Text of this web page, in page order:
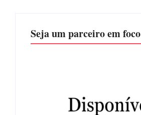
Seja um parceiro em foco